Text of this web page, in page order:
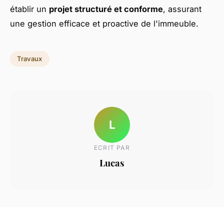
établir un projet structuré et conforme, assurant
une gestion efficace et proactive de l'immeuble.
Travaux
L
ECRIT PAR
Lucas